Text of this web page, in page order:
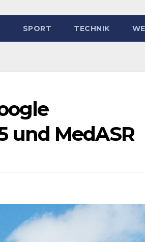
SPORT TECHNIK
und MedASR